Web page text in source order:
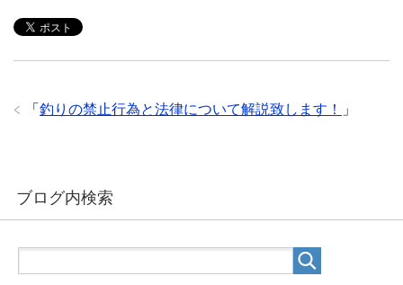
「 釣りの禁止行為と法律について解説致します！ 」
ブログ内検索